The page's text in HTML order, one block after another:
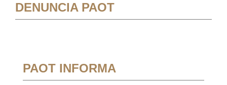
DENUNCIA PAOT
PAOT INFORMA